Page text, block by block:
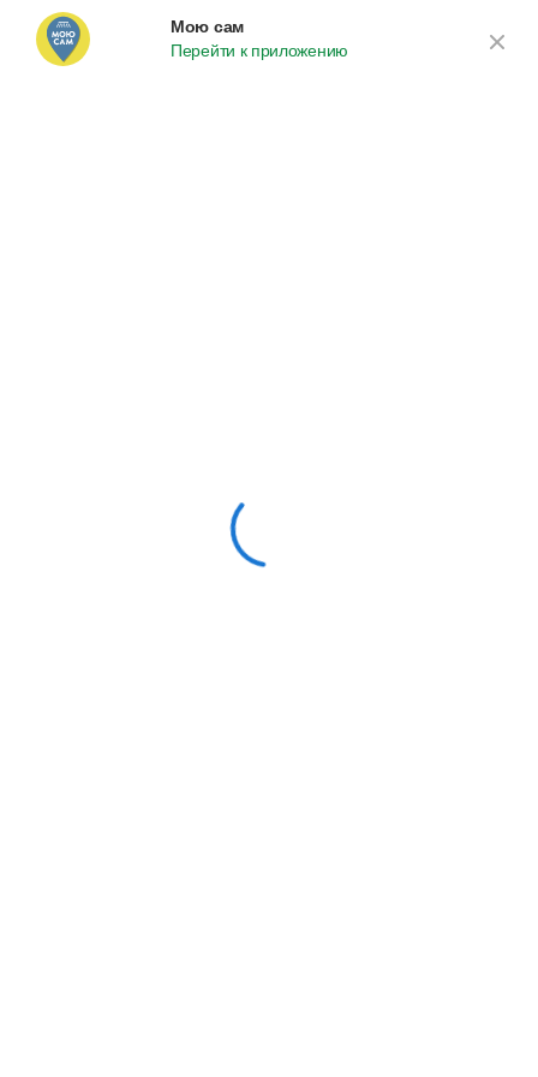
Мою сам
Перейти к приложению
Найти мойку